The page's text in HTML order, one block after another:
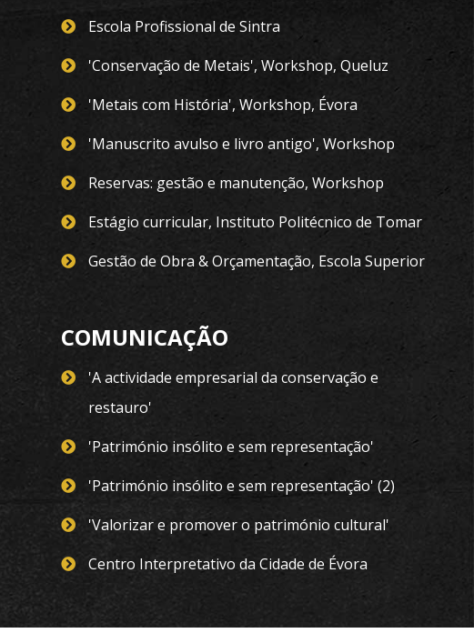
Escola Profissional de Sintra
'Conservação de Metais', Workshop, Queluz
'Metais com História', Workshop, Évora
'Manuscrito avulso e livro antigo', Workshop
Reservas: gestão e manutenção, Workshop
Estágio curricular, Instituto Politécnico de Tomar
Gestão de Obra & Orçamentação, Escola Superior
COMUNICAÇÃO
'A actividade empresarial da conservação e
restauro'
'Património insólito e sem representação'
'Património insólito e sem representação' (2)
'Valorizar e promover o património cultural'
Centro Interpretativo da Cidade de Évora